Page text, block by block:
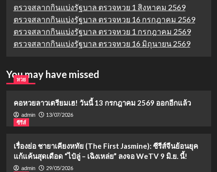
ตรวจสลากกินแบ่งรัฐบาล ตรวจหวย 1 สิงหาคม 2569
ตรวจสลากกินแบ่งรัฐบาล ตรวจหวย 16 กรกฎาคม 2569
ตรวจสลากกินแบ่งรัฐบาล ตรวจหวย 1 กรกฎาคม 2569
ตรวจสลากกินแบ่งรัฐบาล ตรวจหวย 16 มิถุนายน 2569
You may have missed
หวย
คอหวยลาวเตรียมเฮ! วันนี้ 13 กรกฎาคม 2569 ออกอีกแล้ว
admin
13/07/2026
ซีรีส์
เรื่องย่อ ชายาเคียงหทัย (The First Jasmine): ซีรีส์จีนย้อนยุค
แก้แค้นสุดเดือด “ไป๋ลู่ – เฉิงเหล่ย” ลงจอ WeTV 9 มิ.ย. นี้!
admin
29/05/2026